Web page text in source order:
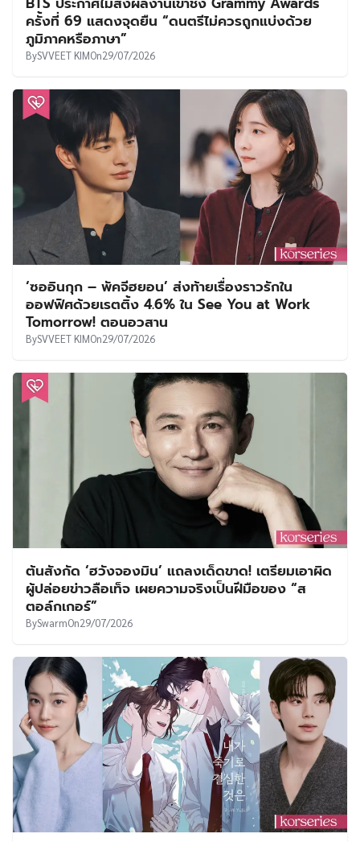
ครั้งที่ 69 แสดงจุดยืน “ดนตรีไม่ควรถูกแบ่งด้วย
ภูมิภาคหรือภาษา”
BySVVEET KIMOn29/07/2026
‘ซออินกุก – พัคจีฮยอน’ ส่งท้ายเรื่องราวรักใน
ออฟฟิศด้วยเรตติ้ง 4.6% ใน See You at Work
Tomorrow! ตอนอวสาน
BySVVEET KIMOn29/07/2026
ต้นสังกัด ‘ฮวังจองมิน’ แถลงเด็ดขาด! เตรียมเอาผิด
ผู้ปล่อยข่าวลือเท็จ เผยความจริงเป็นฝีมือของ “ส
ตอล์กเกอร์”
BySwarmOn29/07/2026